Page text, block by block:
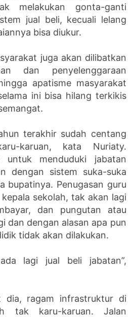
melakukan gonta-ganti
jual beli, kecuali lelang
bisa diukur.
juga akan dilibatkan
dan penyelenggaraan
apatisme masyarakat
ini bisa hilang terkikis
terakhir sudah centang
karuan, kata Nuriaty.
untuk menduduki jabatan
dengan sistem suka-suka
bupatinya. Penugasan guru
sekolah, tak akan lagi
dan pungutan atau
dan dengan alasan apa pun
tidak akan dilakukan.
lagi jual beli jabatan”,
dia, ragam infrastruktur di
tak karu-karuan. Jalan